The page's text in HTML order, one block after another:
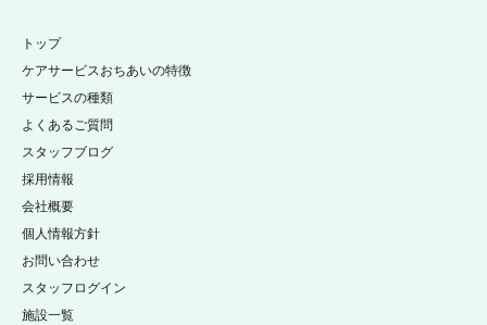
トップ
ケアサービスおちあいの特徴
サービスの種類
よくあるご質問
スタッフブログ
採用情報
施設一覧
会社概要
個人情報方針
お問い合わせ
スタッフログイン